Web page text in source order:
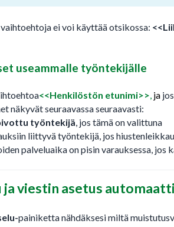
ei voi käyttää otsikossa:
useammalle työntekijälle
<<Henkilöstön etunimi>>, ja
näkyvät seuraavassa seuraavasti:
työntekijä, jos tämä on valittuna
liittyvä työntekijä, jos
palveluaika on pisin varauksessa, jos
ja viestin asetus
painiketta nähdäksesi miltä